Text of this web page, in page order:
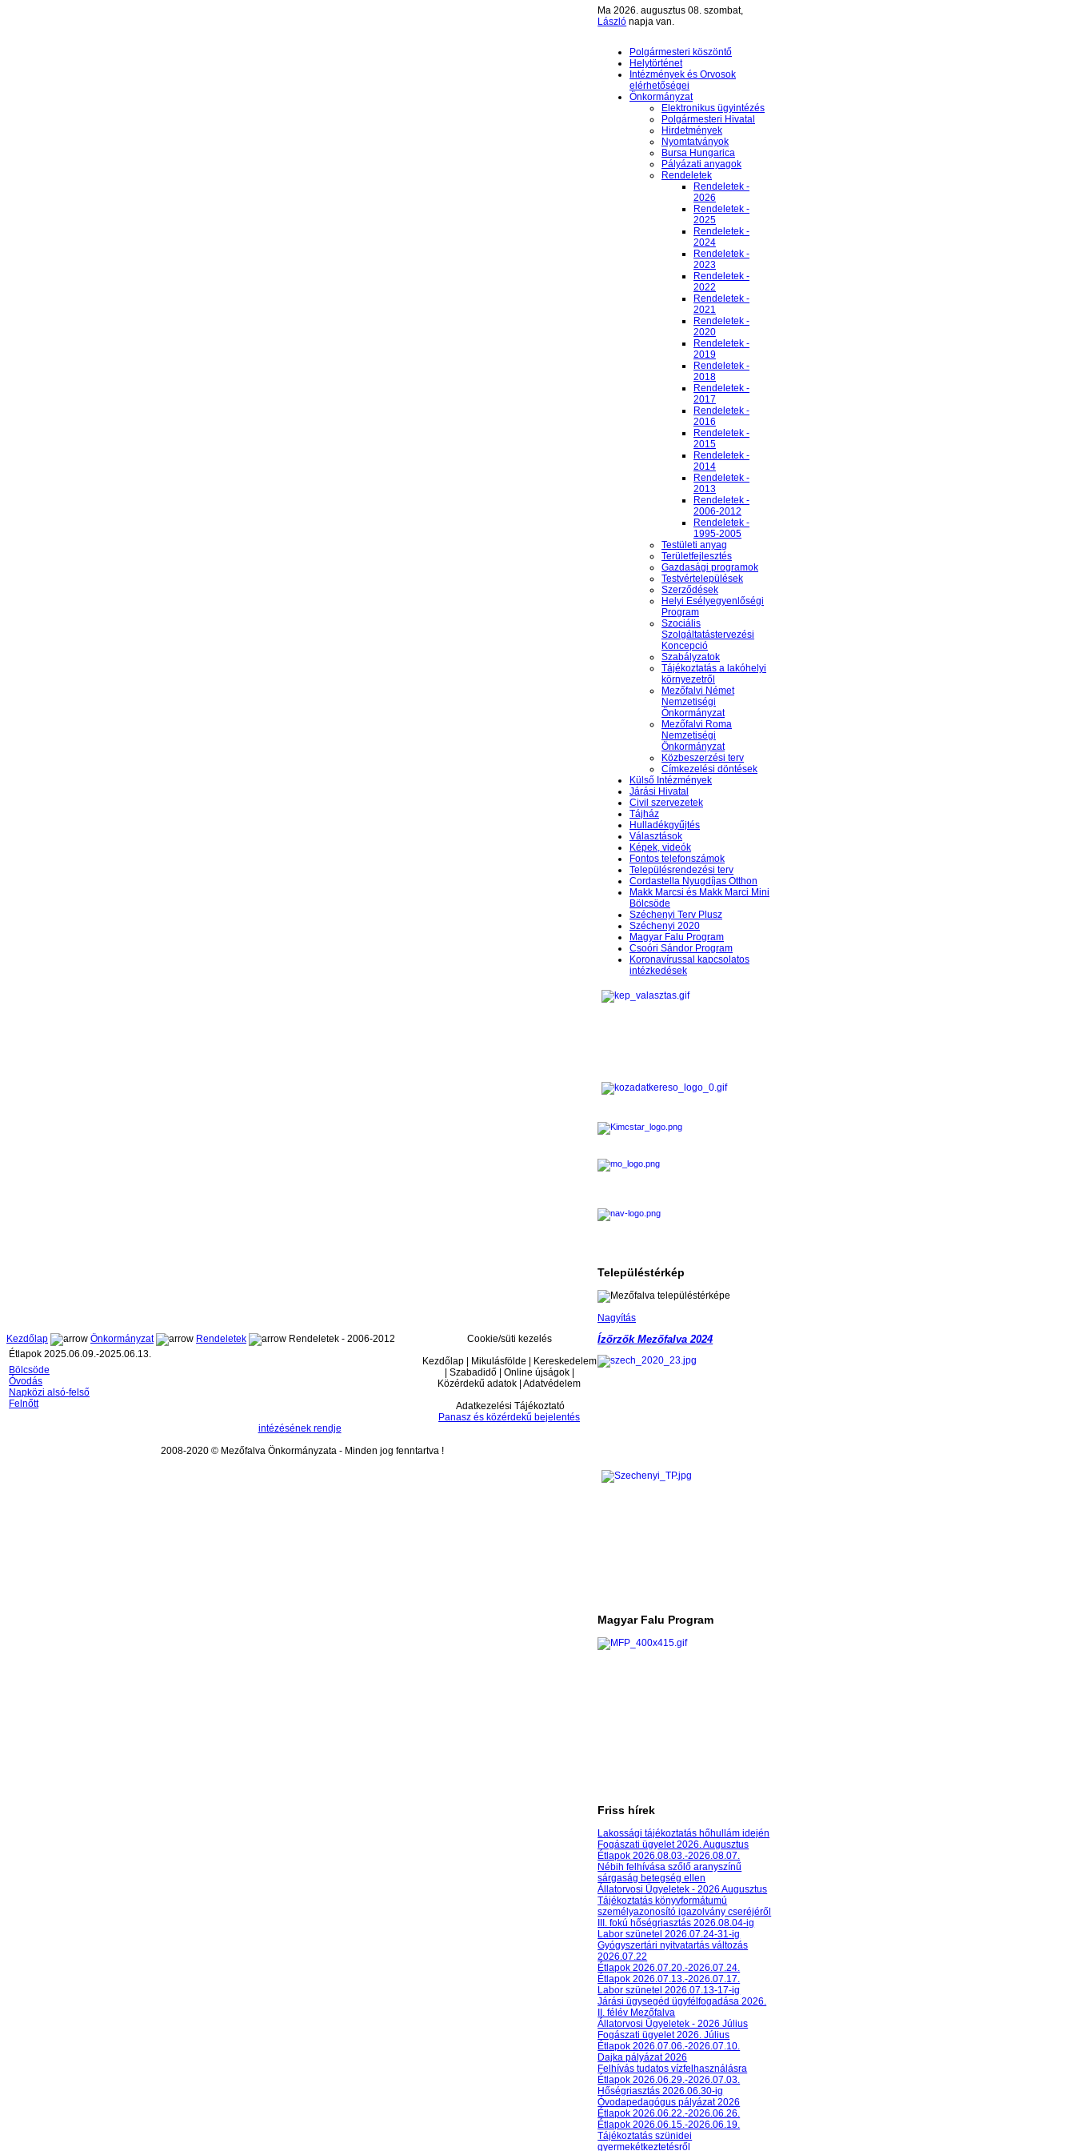
Ma 2026. augusztus 08. szombat,
László napja van.
Polgármesteri köszöntő
Helytörténet
Intézmények és Orvosok
elérhetőségei
Önkormányzat
Elektronikus ügyintézés
Polgármesteri Hivatal
Hirdetmények
Nyomtatványok
Bursa Hungarica
Pályázati anyagok
Rendeletek
Rendeletek -
2026
Rendeletek -
2025
Rendeletek -
2024
Rendeletek -
2023
Rendeletek -
2022
Rendeletek -
2021
Rendeletek -
2020
Rendeletek -
2019
Rendeletek -
2018
Rendeletek -
2017
Rendeletek -
2016
Rendeletek -
2015
Rendeletek -
2014
Rendeletek -
2013
Rendeletek -
2006-2012
Rendeletek -
1995-2005
Testületi anyag
Területfejlesztés
Gazdasági programok
Testvértelepülések
Szerződések
Helyi Esélyegyenlőségi
Program
Szociális
Szolgáltatástervezési
Koncepció
Szabályzatok
Tájékoztatás a lakóhelyi
környezetről
Mezőfalvi Német
Nemzetiségi
Önkormányzat
Mezőfalvi Roma
Nemzetiségi
Önkormányzat
Közbeszerzési terv
Címkezelési döntések
Külső Intézmények
Járási Hivatal
Civil szervezetek
Tájház
Hulladékgyűjtés
Választások
Képek, videók
Fontos telefonszámok
Településrendezési terv
Cordastella Nyugdíjas Otthon
Makk Marcsi és Makk Marci Mini
Bölcsöde
Széchenyi Terv Plusz
Széchenyi 2020
Magyar Falu Program
Csoóri Sándor Program
Koronavírussal kapcsolatos
intézkedések
Településtérkép
Nagyítás
Kezdőlap
Önkormányzat Rendeletek
Rendeletek - 2006-2012
Étlapok 2025.06.09.-2025.06.13.
Bölcsöde
Óvodás
Napközi alsó-felső
Felnőtt
Ízőrzők Mezőfalva 2024
Magyar Falu Program
Friss hírek
Lakossági tájékoztatás hőhullám idején
Fogászati ügyelet 2026. Augusztus
Étlapok 2026.08.03.-2026.08.07.
Nébih felhívása szőlő aranyszínű
sárgaság betegség ellen
Állatorvosi Ügyeletek - 2026 Augusztus
Tájékoztatás könyvformátumú
személyazonosító igazolvány cseréjéről
III. fokú hőségriasztás 2026.08.04-ig
Labor szünetel 2026.07.24-31-ig
Gyógyszertári nyitvatartás változás
2026.07.22
Étlapok 2026.07.20.-2026.07.24.
Étlapok 2026.07.13.-2026.07.17.
Labor szünetel 2026.07.13-17-ig
Járási ügysegéd ügyfélfogadása 2026.
II. félév Mezőfalva
Állatorvosi Ügyeletek - 2026 Július
Fogászati ügyelet 2026. Július
Étlapok 2026.07.06.-2026.07.10.
Dajka pályázat 2026
Felhívás tudatos vízfelhasználásra
Étlapok 2026.06.29.-2026.07.03.
Hőségriasztás 2026.06.30-ig
Óvodapedagógus pályázat 2026
Étlapok 2026.06.22.-2026.06.26.
Étlapok 2026.06.15.-2026.06.19.
Tájékoztatás szünidei
gyermekétkeztetésről
Cookie/süti kezelés
Kezdőlap | Mikulásfölde | Kereskedelem
| Szabadidő | Online újságok |
Közérdekű adatok | Adatvédelem
Adatkezelési Tájékoztató
Panasz és közérdekű bejelentés
intézésének rendje
2008-2020 © Mezőfalva Önkormányzata - Minden jog fenntartva !